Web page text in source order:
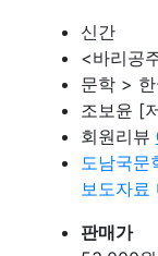
신간
<바리공
문학 >
조보윤 [
회원리뷰
도남국문
보도자료
판매가